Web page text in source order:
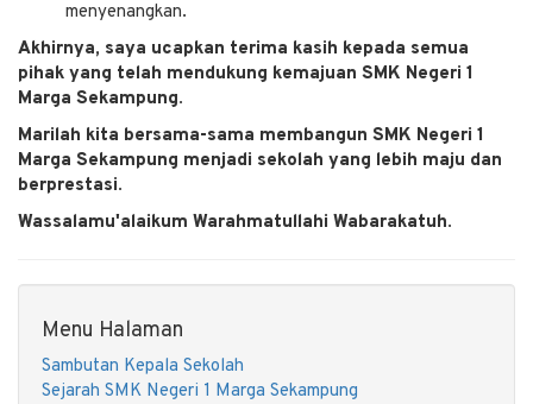
menyenangkan.
Akhirnya, saya ucapkan terima kasih kepada semua
pihak yang telah mendukung kemajuan SMK Negeri 1
Marga Sekampung.
Marilah kita bersama-sama membangun SMK Negeri 1
Marga Sekampung menjadi sekolah yang lebih maju dan
berprestasi.
Wassalamu'alaikum Warahmatullahi Wabarakatuh.
Menu Halaman
Sambutan Kepala Sekolah
Sejarah SMK Negeri 1 Marga Sekampung